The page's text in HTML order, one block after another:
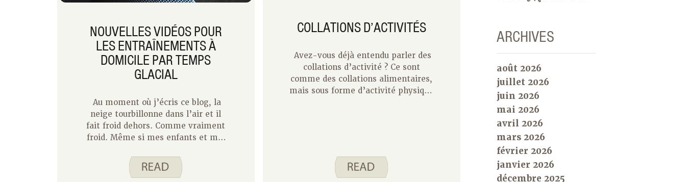
NOUVELLES VIDÉOS POUR
LES ENTRAÎNEMENTS À
DOMICILE PAR TEMPS
GLACIAL
Au moment où j’écris ce blog, la
neige tourbillonne dans l’air et il
fait froid dehors. Comme vraiment
froid. Même si mes enfants et moi
à l’extérieur, ce n’est pas possible
en ce moment, car il est
COLLATIONS D’ACTIVITÉS
Avez-vous déjà entendu parler des
collations d’activité ? Ce sont
comme des collations alimentaires,
mais sous forme d’activité physique
temps à bouger. Les journées
peuvent devenir chargées, mais je
ARCHIVES
août 2026
juillet 2026
juin 2026
mai 2026
avril 2026
mars 2026
février 2026
janvier 2026
décembre 2025